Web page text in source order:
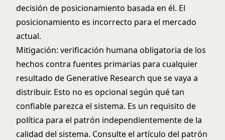
decisión de posicionamiento basada en él. El
posicionamiento es incorrecto para el mercado
actual.
Mitigación: verificación humana obligatoria de los
hechos contra fuentes primarias para cualquier
resultado de Generative Research que se vaya a
distribuir. Esto no es opcional según qué tan
confiable parezca el sistema. Es un requisito de
política para el patrón independientemente de la
calidad del sistema. Consulteel artículo del patrón